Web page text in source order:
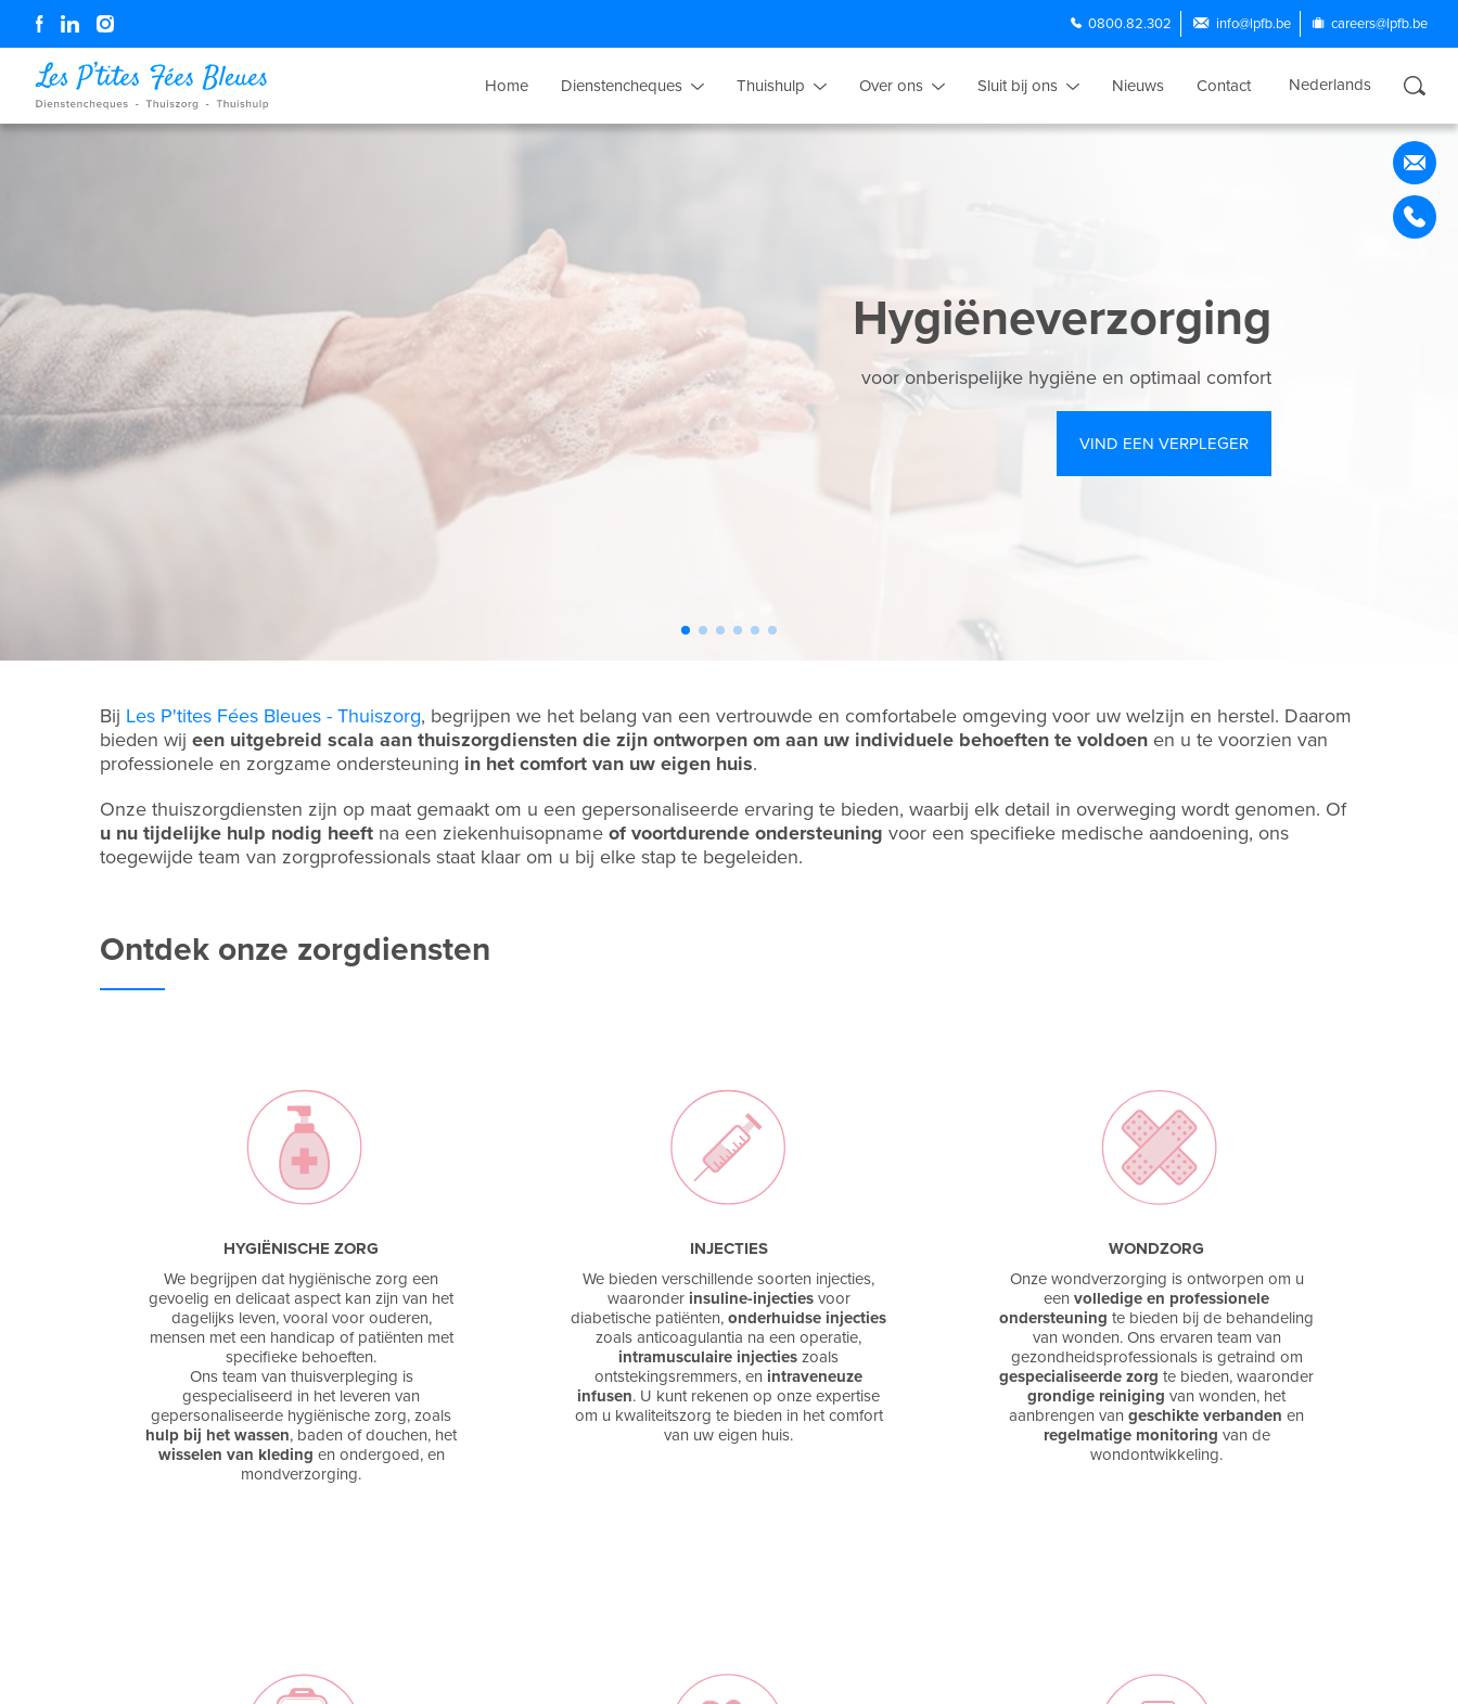
0800.82.302 info@lpfb.be careers@lpfb.be
Home Dienstencheques Thuishulp Over ons Sluit bij ons Nieuws Contact Nederlands
Français
Hygiëneverzorging
voor onberispelijke hygiëne en optimaal comfort
VIND EEN VERPLEGER
Bij Les P'tites Fées Bleues - Thuiszorg, begrijpen we het belang van een vertrouwde en comfortabele omgeving voor uw welzijn en herstel. Daarom
bieden wij een uitgebreid scala aan thuiszorgdiensten die zijn ontworpen om aan uw individuele behoeften te voldoen en u te voorzien van
professionele en zorgzame ondersteuning in het comfort van uw eigen huis.
Onze thuiszorgdiensten zijn op maat gemaakt om u een gepersonaliseerde ervaring te bieden, waarbij elk detail in overweging wordt genomen. Of
u nu tijdelijke hulp nodig heeft na een ziekenhuisopname of voortdurende ondersteuning voor een specifieke medische aandoening, ons
toegewijde team van zorgprofessionals staat klaar om u bij elke stap te begeleiden.
Ontdek onze zorgdiensten
HYGIËNISCHE ZORG
We begrijpen dat hygiënische zorg een
gevoelig en delicaat aspect kan zijn van het
dagelijks leven, vooral voor ouderen,
mensen met een handicap of patiënten met
specifieke behoeften.
Ons team van thuisverpleging is
gespecialiseerd in het leveren van
gepersonaliseerde hygiënische zorg, zoals
hulp bij het wassen, baden of douchen, het
wisselen van kleding en ondergoed, en
mondverzorging.
INJECTIES
We bieden verschillende soorten injecties,
waaronder insuline-injectiesvoor
diabetische patiënten,onderhuidse injecties
zoals anticoagulantia na een operatie,
intramusculaire injecties zoals
ontstekingsremmers, en intraveneuze
infusen. U kunt rekenen op onze expertise
om u kwaliteitszorg te bieden in het comfort
van uw eigen huis.
WONDZORG
Onze wondverzorging is ontworpen om u
een volledige en professionele
ondersteuning te bieden bij de behandeling
van wonden. Ons ervaren team van
gezondheidsprofessionals is getraind om
gespecialiseerde zorgte bieden, waaronder
grondige reiniging van wonden, het
aanbrengen vangeschikte verbanden en
regelmatige monitoring van de
wondontwikkeling.